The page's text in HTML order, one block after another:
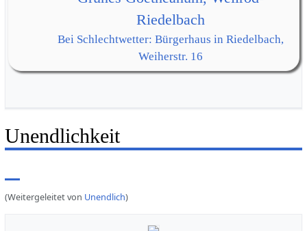
Riedelbach
Bei Schlechtwetter: Bürgerhaus in Riedelbach,
Weiherstr. 16
Unendlichkeit
(Weitergeleitet von Unendlich)